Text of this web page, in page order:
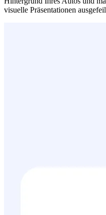
visuelle Präsentationen